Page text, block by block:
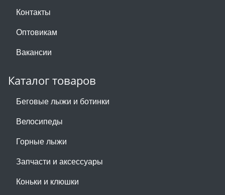
Контакты
Оптовикам
Вакансии
Каталог товаров
Беговые лыжи и ботинки
Велосипеды
Горные лыжи
Запчасти и аксессуары
Коньки и клюшки